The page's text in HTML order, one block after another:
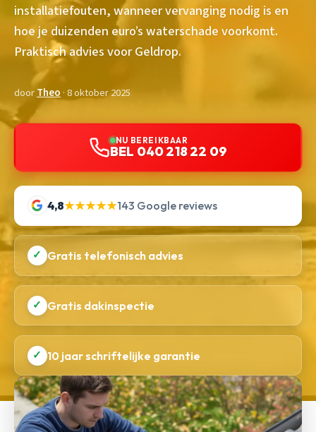
installatiefouten, wanneer vervanging nodig is en
hoe je duizenden euro’s waterschade voorkomt.
Praktisch advies voor Geldrop.
doorTheo · 8 oktober 2025
NU BEREIKBAAR
BEL 040 218 22 09
4,8★★★★★143 Google reviews
✓ Gratis telefonisch advies
✓ Gratis dakinspectie
✓ 10 jaar schriftelijke garantie